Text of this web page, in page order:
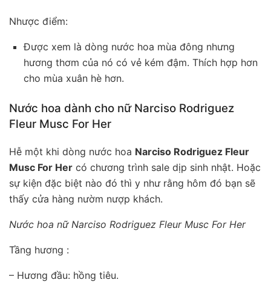
Nhược điểm:
Được xem là dòng nước hoa mùa đông nhưng
hương thơm của nó có vẻ kém đậm. Thích hợp hơn
cho mùa xuân hè hơn.
Nước hoa dành cho nữ Narciso Rodriguez
Fleur Musc For Her
Hễ một khi dòng nước hoa Narciso Rodriguez Fleur
Musc For Her có chương trình sale dịp sinh nhật. Hoặc
sự kiện đặc biệt nào đó thì y như rằng hôm đó bạn sẽ
thấy cửa hàng nườm nượp khách.
Nước hoa nữ Narciso Rodriguez Fleur Musc For Her
Tầng hương :
– Hương đầu: hồng tiêu.